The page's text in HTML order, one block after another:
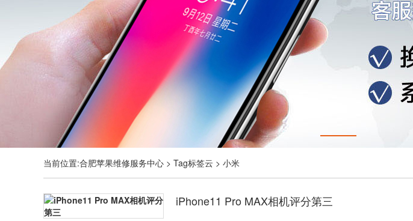
当前位置:合肥苹果维修服务中心 > Tag标签云 > 小米
iPhone11 Pro MAX相机评分第三